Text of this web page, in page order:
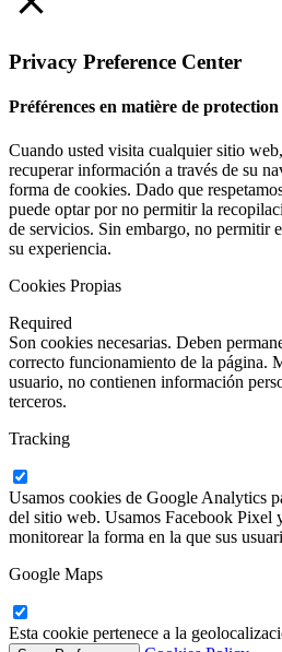
Privacy Preference Center
Préférences en matière de
Cuando usted visita cualquier sitio
recuperar información a través de su
forma de cookies. Dado que
puede optar por no permitir la
de servicios. Sin embargo, no permitir
su experiencia.
Cookies Propias
Required
Son cookies necesarias. Deben
correcto funcionamiento de la página.
usuario, no contienen información
terceros.
Tracking
Usamos cookies de Google Analytics
del sitio web. Usamos Facebook Pixel
monitorear la forma en la que sus
Google Maps
Esta cookie pertenece a la